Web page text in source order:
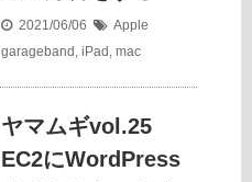
2021/06/06
Apple
garageband , iPad , mac
ヤマムギvol.25
EC2にWordPress